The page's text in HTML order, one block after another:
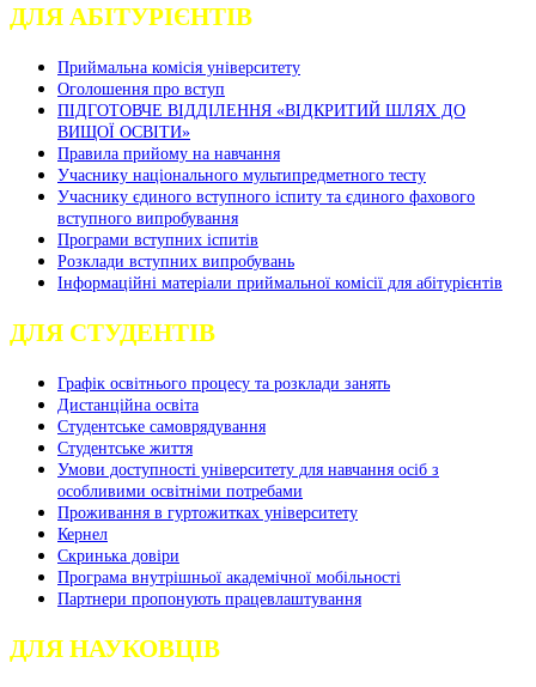
ДЛЯ АБІТУРІЄНТІВ
Приймальна комісія університету
Оголошення про вступ
ПІДГОТОВЧЕ ВІДДІЛЕННЯ «ВІДКРИТИЙ ШЛЯХ ДО
ВИЩОЇ ОСВІТИ»
Правила прийому на навчання
Учаснику національного мультипредметного тесту
Учаснику єдиного вступного іспиту та єдиного фахового
вступного випробування
Програми вступних іспитів
Розклади вступних випробувань
Інформаційні матеріали приймальної комісії для абітурієнтів
ДЛЯ СТУДЕНТІВ
Графік освітнього процесу та розклади занять
Дистанційна освіта
Студентське самоврядування
Студентське життя
Умови доступності університету для навчання осіб з
особливими освітніми потребами
Проживання в гуртожитках університету
Кернел
Скринька довіри
Програма внутрішньої академічної мобільності
Партнери пропонують працевлаштування
ДЛЯ НАУКОВЦІВ